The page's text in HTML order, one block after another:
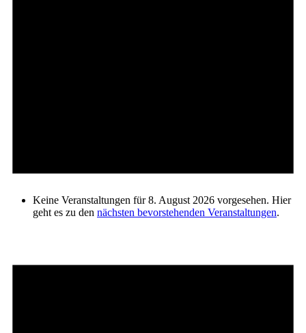
Keine Veranstaltungen für 8. August 2026 vorgesehen. Hier
geht es zu den nächsten bevorstehenden Veranstaltungen.